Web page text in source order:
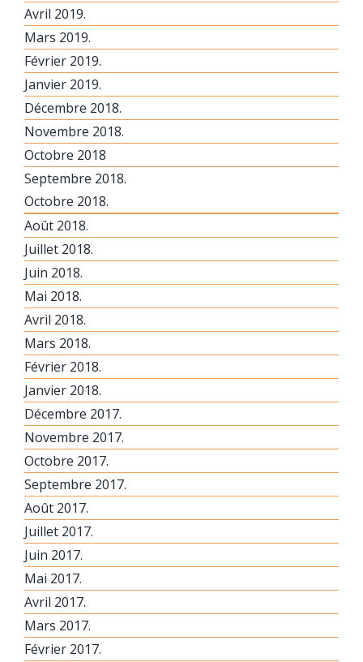
Avril 2019.
Mars 2019.
Février 2019.
Janvier 2019.
Décembre 2018.
Novembre 2018.
Octobre 2018
Septembre 2018.
Octobre 2018.
Août 2018.
Juillet 2018.
Juin 2018.
Mai 2018.
Avril 2018.
Mars 2018.
Février 2018.
Janvier 2018.
Décembre 2017.
Novembre 2017.
Octobre 2017.
Septembre 2017.
Août 2017.
Juillet 2017.
Juin 2017.
Mai 2017.
Avril 2017.
Mars 2017.
Février 2017.